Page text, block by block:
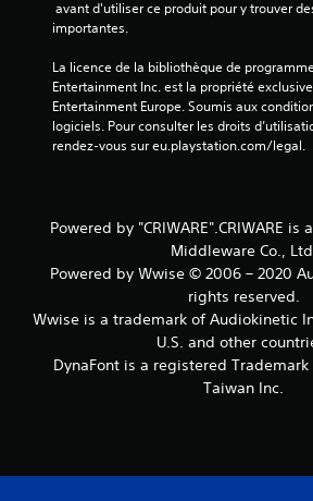
importantes.
La licence de la bibliothèque de
Entertainment Inc. est la propriété
Entertainment Europe. Soumis aux
logiciels. Pour consulter les droits
rendez-vous sur eu.playstation.com/legal.
Powered by "CRIWARE".CRIWARE is
Middleware Co.,
Powered by Wwise © 2006 – 2020
rights reserved.
Wwise is a trademark of Audiokinetic
U.S. and other
DynaFont is a registered
Taiwan Inc.